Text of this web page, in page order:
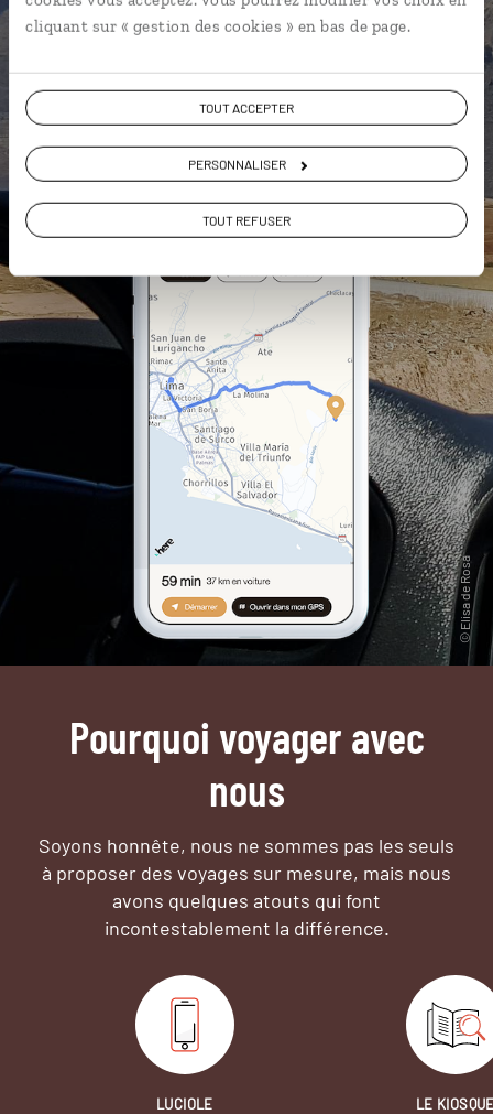
cliquant sur « gestion des cookies » en bas de page.
TOUT ACCEPTER
PERSONNALISER
TOUT REFUSER
Pourquoi voyager avec
nous
Soyons honnête, nous ne sommes pas les seuls
à proposer des voyages sur mesure, mais nous
avons quelques atouts qui font
incontestablement la différence.
LUCIOLE
LE